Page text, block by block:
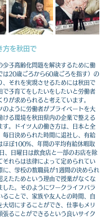
方を秋田で
子高齢化問題を解決するために働
は20歳ごろから60歳ごろを指す）の
、それを実現させるためには秋田で
で子育てをしたいをしたいと労働者
りが求められると考えています。
ように労働者がプライベートを大
ける環境を秋田県内の企業で整える
す。ドイツ人の働き方は、日本と全
毎日決められた時間に退社し、有給
ほぼ100%、年間の平均有給休暇取
、日曜日は飲食店と一部のお店を除
それらは法律によって定められてい
に、学校の教職員が1週間の決められ
えたためという理由で授業がなくな
した。そのようにワークライフバラ
ることで、家族や友人との時間、自
大切にすることができ、仕事もメリ
張ることができるという良いサイク